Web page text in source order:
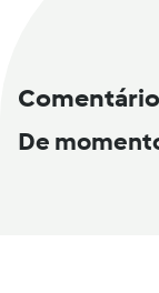
De